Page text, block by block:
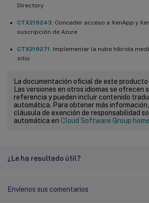
Directory
CTX219243: Conceder acceso a XenApp y
suscripción de Azure
CTX219271: Implementar la nube híbrida
sitio
La documentación oficial de este
Las versiones en otros idiomas se ofrecen
referencia y pueden incluir contenido
automática. Para obtener más
cláusula de exención de responsabilidad
automática en Cloud Software Group home
¿Le ha resultado útil?
Envíenos sus comentarios